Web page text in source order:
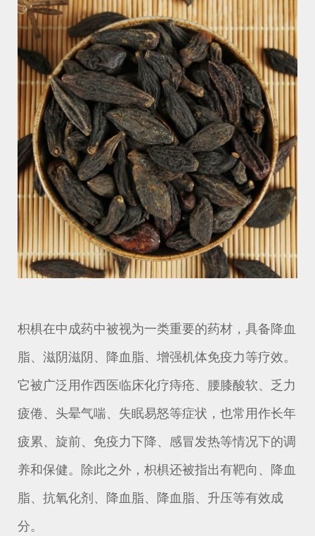
枳椇在中成药中被视为一类重要的药材，具备降血
脂、滋阴滋阴、降血脂、增强机体免疫力等疗效。
它被广泛用作西医临床化疗痔疮、腰膝酸软、乏力
疲倦、头晕气喘、失眠易怒等症状，也常用作长年
疲累、旋前、免疫力下降、感冒发热等情况下的调
养和保健。除此之外，枳椇还被指出有靶向、降血
脂、抗氧化剂、降血脂、降血脂、升压等有效成
分。